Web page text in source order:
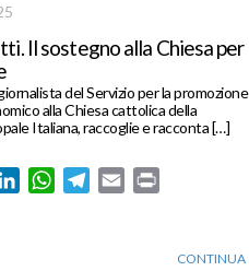
Il sostegno alla Chiesa per
del Servizio per la promozione
alla Chiesa cattolica della
Italiana, raccoglie e racconta […]
LinkedInWhatsApp
Telegram
Email
CONTINUA